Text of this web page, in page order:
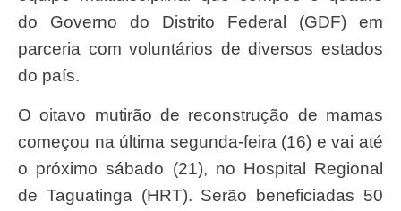
do Governo do Distrito Federal (GDF) em
parceria com voluntários de diversos estados
do país.
O oitavo mutirão de reconstrução de mamas
começou na última segunda-feira (16) e vai até
o próximo sábado (21), no Hospital Regional
de Taguatinga (HRT). Serão beneficiadas 50